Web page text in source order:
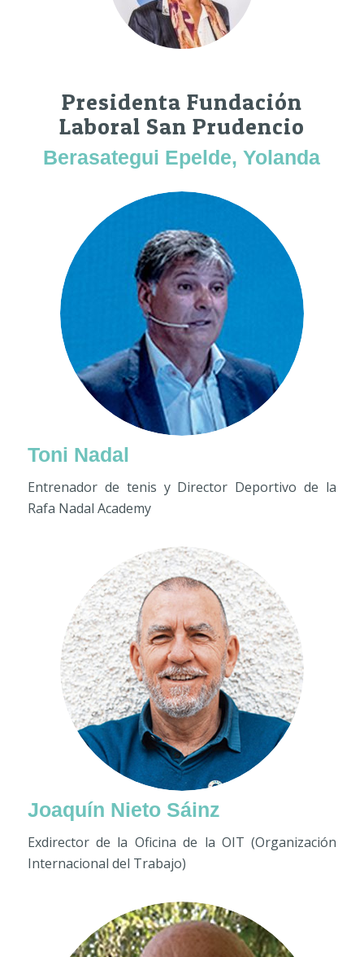
Presidenta Fundación
Laboral San Prudencio
Berasategui Epelde, Yolanda
Toni Nadal
Entrenador de tenis y Director Deportivo de la
Rafa Nadal Academy
Joaquín Nieto Sáinz
Exdirector de la Oficina de la OIT (Organización
Internacional del Trabajo)